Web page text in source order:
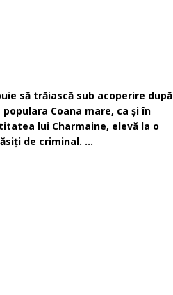
să trăiască sub acoperire după
Coana mare, ca şi în
lui Charmaine, elevă la o
de criminal. …